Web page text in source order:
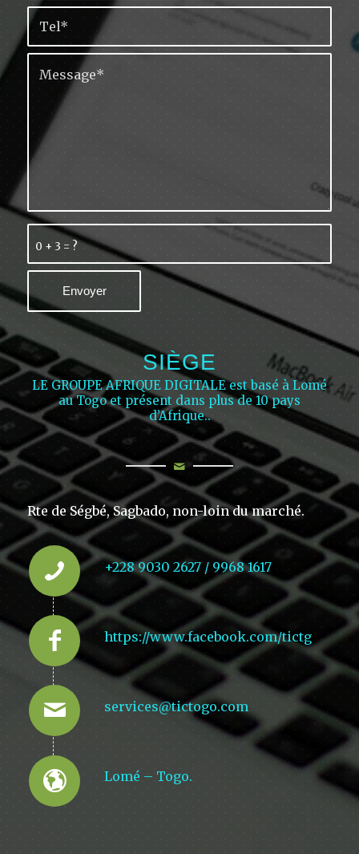
0 + 3 = ?
SIÈGE
LE GROUPE AFRIQUE DIGITALE est basé à Lomé
au Togo et présent dans plus de 10 pays
d’Afrique..
Rte de Ségbé, Sagbado, non-loin du marché.
+228 9030 2627 / 9968 1617
https://www.facebook.com/tictg
services@tictogo.com
Lomé – Togo.